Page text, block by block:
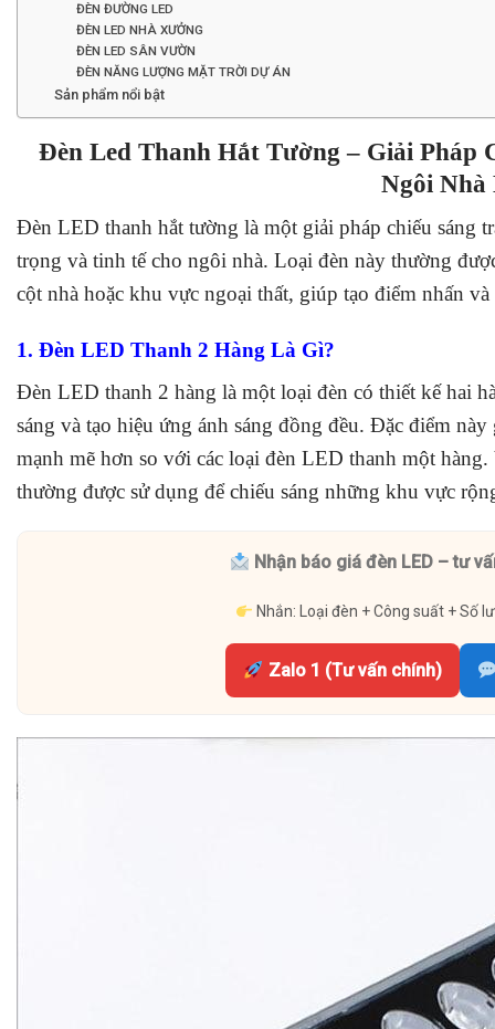
ĐÈN ĐƯỜNG LED
ĐÈN LED NHÀ XƯỞNG
ĐÈN LED SÂN VƯỜN
ĐÈN NĂNG LƯỢNG MẶT TRỜI DỰ ÁN
Sản phẩm nổi bật
Đèn Led Thanh Hắt Tường – Giải Pháp
Ngôi Nhà
Đèn LED thanh hắt tường là một giải pháp chiếu sáng
trọng và tinh tế cho ngôi nhà. Loại đèn này thường
cột nhà hoặc khu vực ngoại thất, giúp tạo điểm nhấn
1. Đèn LED Thanh 2 Hàng Là Gì?
Đèn LED thanh 2 hàng là một loại đèn có thiết kế hai
sáng và tạo hiệu ứng ánh sáng đồng đều. Đặc điểm
mạnh mẽ hơn so với các loại đèn LED thanh một
thường được sử dụng để chiếu sáng những khu vực
Nhận báo giá đèn LED – tư
Nhắn: Loại đèn + Công suất + Số
Zalo 1 (Tư vấn chính)